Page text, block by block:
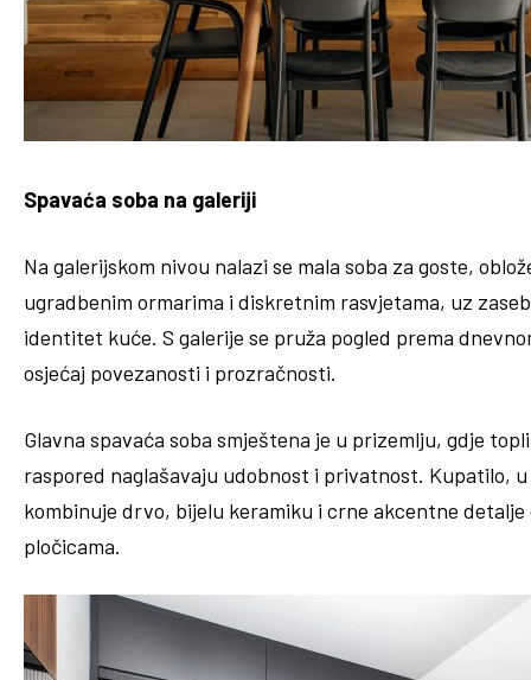
Spavaća soba na galeriji
Na galerijskom nivou nalazi se mala soba za goste,
ugradbenim ormarima i diskretnim rasvjetama, uz
identitet kuće. S galerije se pruža pogled prema
osjećaj povezanosti i prozračnosti.
Glavna spavaća soba smještena je u prizemlju, gdje
raspored naglašavaju udobnost i privatnost. Kupatilo,
kombinuje drvo, bijelu keramiku i crne akcentne
pločicama.